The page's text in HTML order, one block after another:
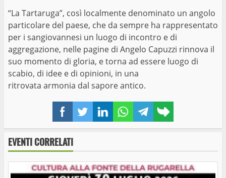
FacebookTwitterLinkedInWhatsAppTelegram
link
“La Tartaruga”, così localmente denominato un angolo
particolare del paese, che da sempre ha rappresentato
per i sangiovannesi un luogo di incontro e di
aggregazione, nelle pagine di Angelo Capuzzi rinnova il
suo momento di gloria, e torna ad essere luogo di
scabio, di idee e di opinioni, in una
ritrovata armonia dal sapore antico.
EVENTI CORRELATI